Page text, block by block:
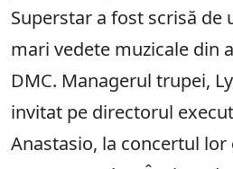
Superstar a fost scrisă de
mari vedete muzicale din
DMC. Managerul trupei,
invitat pe directorul
Anastasio, la concertul